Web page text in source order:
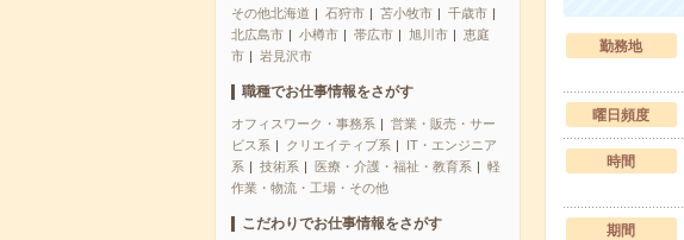
その他北海道 石狩市 苫小牧市
千歳市
北広島市
小樽市 帯広市 旭川市
恵庭
市
岩見沢市
職種でお仕事情報をさがす
オフィスワーク・事務系
営業・販売・サー
ビス系
クリエイティブ系
IT・エンジニア
系
技術系 医療・介護・福祉・教育系
軽
作業・物流・工場・その他
こだわりでお仕事情報をさがす
勤務地
曜日頻度
時間
期間